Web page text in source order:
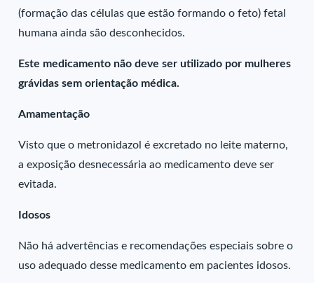
(formação das células que estão formando o feto) fetal
humana ainda são desconhecidos.
Este medicamento não deve ser utilizado por mulheres
grávidas sem orientação médica.
Amamentação
Visto que o metronidazol é excretado no leite materno,
a exposição desnecessária ao medicamento deve ser
evitada.
Idosos
Não há advertências e recomendações especiais sobre o
uso adequado desse medicamento em pacientes idosos.